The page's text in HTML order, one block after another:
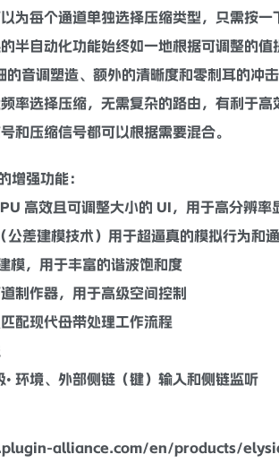
为每个通道单独选择压缩类型，只需按一
半自动化功能始终如一地根据可调整的
的音调塑造、额外的清晰度和零刺耳的冲击
频率选择压缩，无需复杂的路由，有利于高
和压缩信号都可以根据需要混合。
强功能：
高效且可调整大小的 UI，用于高分辨率
差建模技术）用于超逼真的模拟行为和
模，用于丰富的谐波饱和度
制作器，用于高级空间控制
配现代母带处理工作流程
• 环境、外部侧链（键）输入和侧链监听
alliance.com/en/products/